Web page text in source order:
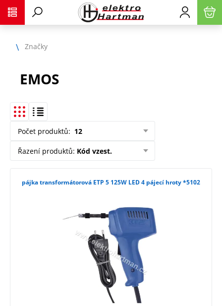
Značky
EMOS
Počet produktů: 12
Řazení produktů: Kód vzest.
pájka transformátorová ETP 5 125W LED 4 pájecí hroty *5102